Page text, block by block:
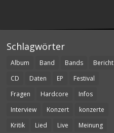
Schlagwörter
Album Band Bands
Bericht
CD
Daten EP
Festival
Fragen
Hardcore
Infos
Interview
Konzert
konzerte
Kritik
Lied Live
Meinung